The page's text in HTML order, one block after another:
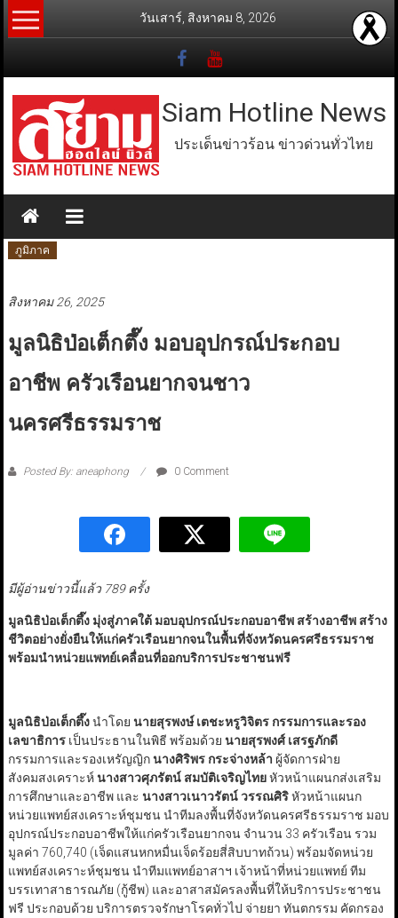
Skip
to
วันเสาร์, สิงหาคม 8, 2026
Siam Hotline News
ประเด็นข่าวร้อน ข่าวด่วนทั่วไทย
ภูมิภาค
สิงหาคม 26, 2025
มูลนิธิป่อเต็กตึ๊ง มอบอุปกรณ์ประกอบ
อาชีพ ครัวเรือนยากจนชาว
นครศรีธรรมราช
Posted By: aneaphong 0 Comment
มีผู้อ่านข่าวนี้แล้ว 789 ครั้ง
มูลนิธิป่อเต็กตึ๊ง มุ่งสู่ภาคใต้ มอบอุปกรณ์ประกอบอาชีพ สร้างอาชีพ สร้าง
ชีวิตอย่างยั่งยืนให้แก่ครัวเรือนยากจนในพื้นที่จังหวัดนครศรีธรรมราช
พร้อมนำหน่วยแพทย์เคลื่อนที่ออกบริการประชาชนฟรี
มูลนิธิป่อเต็กตึ๊งนำโดย นายสุรพงษ์ เตชะหรูวิจิตร กรรมการและรอง
เลขาธิการเป็นประธานในพิธี พร้อมด้วย นายสุรพงศ์ เสรฐภักดี
กรรมการและรองเหรัญญิกนางศิริพร กระจ่างหล้า ผู้จัดการฝ่าย
สังคมสงเคราะห์นางสาวศุภรัตน์ สมบัติเจริญไทยหัวหน้าแผนกส่งเสริม
การศึกษาและอาชีพ และ นางสาวเนาวรัตน์ วรรณศิริหัวหน้าแผนก
หน่วยแพทย์สงเคราะห์ชุมชน นำทีมลงพื้นที่จังหวัดนครศรีธรรมราช มอบ
อุปกรณ์ประกอบอาชีพให้แก่ครัวเรือนยากจน จำนวน 33 ครัวเรือน รวม
มูลค่า 760,740 (เจ็ดแสนหกหมื่นเจ็ดร้อยสี่สิบบาทถ้วน) พร้อมจัดหน่วย
แพทย์สงเคราะห์ชุมชน นำทีมแพทย์อาสาฯ เจ้าหน้าที่หน่วยแพทย์ ทีม
บรรเทาสาธารณภัย (กู้ชีพ) และอาสาสมัครลงพื้นที่ให้บริการประชาชน
ฟรี ประกอบด้วย บริการตรวจรักษาโรคทั่วไป จ่ายยา ทันตกรรม คัดกรอง